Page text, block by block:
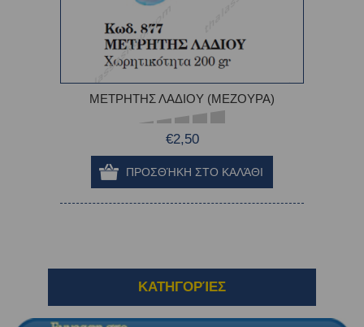
ΜΕΤΡΗΤΗΣ ΛΑΔΙΟΥ (ΜΕΖΟΥΡΑ)
€2,50
ΚΑΤΗΓΟΡΊΕΣ